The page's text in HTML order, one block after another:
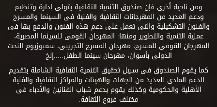
ومن ناحية أخرى فإن صندوق التنمية الثقافية يتولى إدارة وتنظيم
ودعم العديد من المهرجانات الثقافية والفنية فى السينما والمسرح
والفنون التشكيلية والتى تعمل على دعم هذه الفنون والدفع بها فى
عملية التنمية والتطوير ومنها: المهرجان القومى للسينما المصرية،
المهرجان القومى للمسرح، مهرجان المسرح التجريبى، سمبوزيوم النحت
الدولى بأسوان، مهرجان سينما الطفل.....إلخ
كما يقوم الصندوق فى سبيل تحقيق التنمية الثقافية الشاملة بتقديم
الدعم المادى للعديد من الجهات والهيئات والمراكز الثقافية والفنية
الأهلية والحكومية وكذلك يقوم بدعم شباب الفنانين والأدباء فى
مختلف فروع الثقافة.